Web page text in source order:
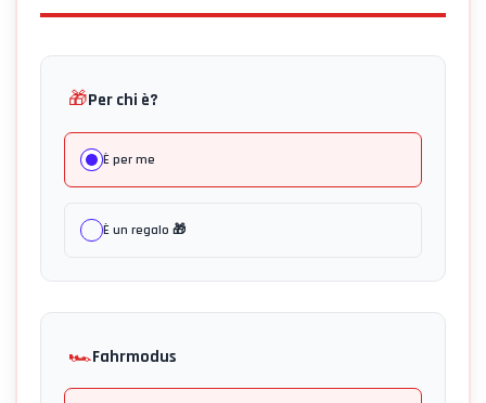
🎁Per chi è?
È per me
È un regalo 🎁
🏎️Fahrmodus